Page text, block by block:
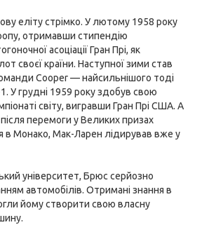
еліту стрімко. У лютому 1958 року
отримавши стипендію
асоціації Гран Прі, як
своєї країни. Наступної зими став
Cooper — найсильнішого тоді
У грудні 1959 року здобув свою
світу, вигравши Гран Прі США. А
перемоги у Великих призах
в Монако, Мак-Ларен лідирував вже у
університет, Брюс серйозно
автомобілів. Отримані знання в
йому створити свою власну